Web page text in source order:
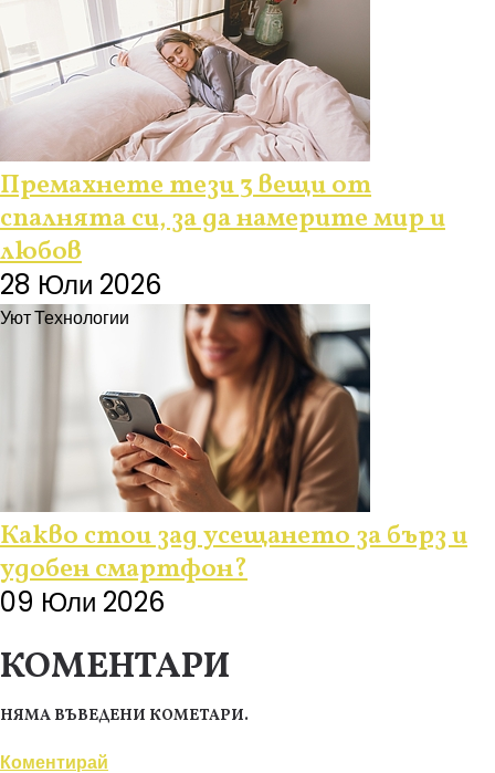
Премахнете тези 3 вещи от
спалнята си, за да намерите мир и
любов
28 Юли 2026
УютТехнологии
Какво стои зад усещането за бърз и
удобен смартфон?
09 Юли 2026
КОМЕНТАРИ
НЯМА ВЪВЕДЕНИ КОМЕТАРИ.
Коментирай